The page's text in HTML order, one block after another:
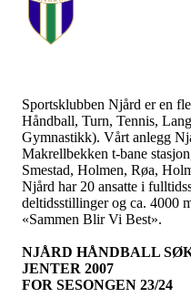
Sportsklubben Njård er en
Håndball, Turn, Tennis,
Gymnastikk). Vårt anlegg
Makrellbekken t-bane
Smestad, Holmen, Røa,
Njård har 20 ansatte i
deltidsstillinger og ca. 4000
«Sammen Blir Vi Best».
NJÅRD HÅNDBALL
JENTER 2007
FOR SESONGEN 23/24